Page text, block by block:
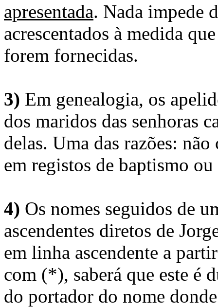
apresentada. Nada impede
acrescentados à medida
forem fornecidas.
3) Em genealogia, os
dos maridos das senhoras
delas. Uma das razões:
em registos de baptismo
4) Os nomes seguidos de
ascendentes diretos de
em linha ascendente a
com (*), saberá que este é
do portador do nome